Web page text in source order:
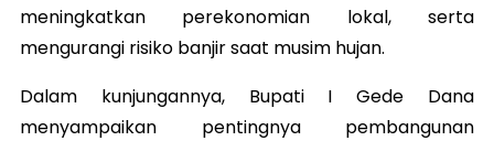
meningkatkan perekonomian lokal, serta
mengurangi risiko banjir saat musim hujan.
Dalam kunjungannya, Bupati I Gede Dana
menyampaikan pentingnya pembangunan